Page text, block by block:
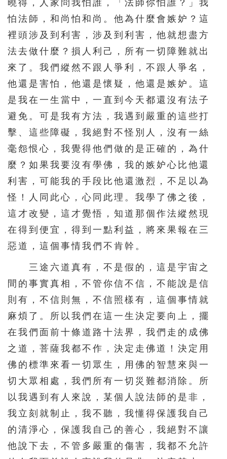
曉得，人家問我怕誰，「法師你怕誰？」我
怕法師，和尚怕和尚。他為什麼會嫉妒？這
裡頭涉及到利害，涉及到利害，他就想盡方
法去做什麼？損人利己，所有一切障難就出
來了。我們縱然不跟人爭利，不跟人爭名，
他還是害怕，他還是懷疑，他還是嫉妒。這
是我在一生當中，一直到今天都還沒有法子
避免。可是我有方法，我遇到嚴重的這些打
擊、這些障礙，我絕對不怪別人，沒有一絲
毫怨恨心，我覺得他們做的是正確的，為什
麼？如果我要沒有學佛，我的嫉妒心比他還
利害，可能我的手段比他還激烈，不足以為
怪！人同此心，心同此理。我學了佛之後，
這才改變，這才覺悟，知道那個作法縱然現
在得到便宜，得到一點利益，將來果報在三
惡道，這個事情我們不肯幹。
三途六道真有，不是假的，這是宇宙之
間的事實真相，不管你信不信，不能說是信
則有，不信則無，不信照樣有，這個事情就
麻煩了。所以我們在這一生決定要向上，擺
在我們面前十條道路十法界，我們走的成佛
之道，菩薩我都不作，決定走佛道！決定用
佛的標準來看一切眾生，用佛的智慧來與一
切大眾相處，我們所有一切災難都消除。所
以我遇到有人來說，某個人說法師的是非，
我立刻就制止，我不聽，我懂得保護我自己
的清淨心，保護我自己的善心，我絕對不讓
他說下去，不管多嚴重的傷害，我都不允許